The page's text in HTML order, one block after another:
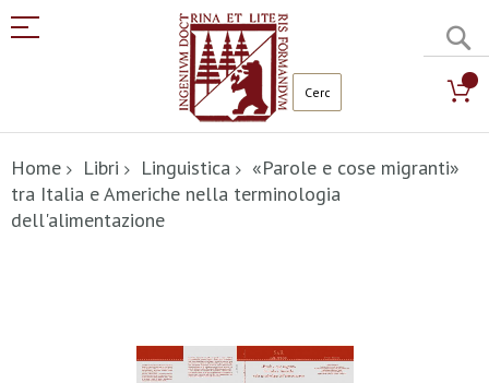
al
contenuto
Home Libri Linguistica
«Parole e cose migranti»
tra Italia e Americhe nella terminologia
dell'alimentazione